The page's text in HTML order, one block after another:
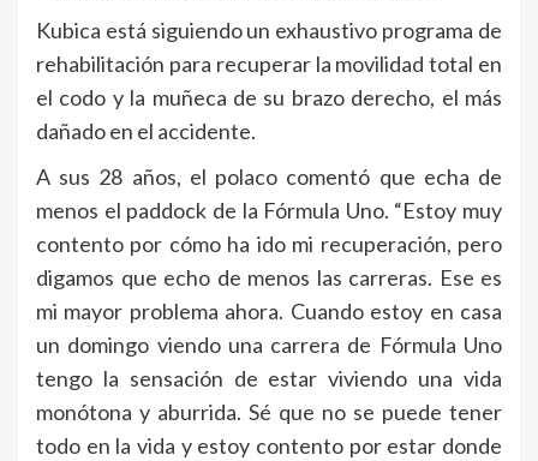
Kubica está siguiendo un exhaustivo programa de
rehabilitación para recuperar la movilidad total en
el codo y la muñeca de su brazo derecho, el más
dañado en el accidente.
A sus 28 años, el polaco comentó que echa de
menos el paddock de la Fórmula Uno. “Estoy muy
contento por cómo ha ido mi recuperación, pero
digamos que echo de menos las carreras. Ese es
mi mayor problema ahora. Cuando estoy en casa
un domingo viendo una carrera de Fórmula Uno
tengo la sensación de estar viviendo una vida
monótona y aburrida. Sé que no se puede tener
todo en la vida y estoy contento por estar donde